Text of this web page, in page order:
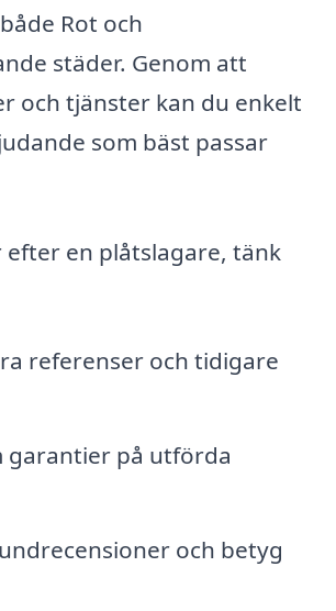
Rot och
städer. Genom att
och tjänster kan du enkelt
som bäst passar
efter en plåtslagare, tänk
referenser och tidigare
garantier på utförda
och betyg